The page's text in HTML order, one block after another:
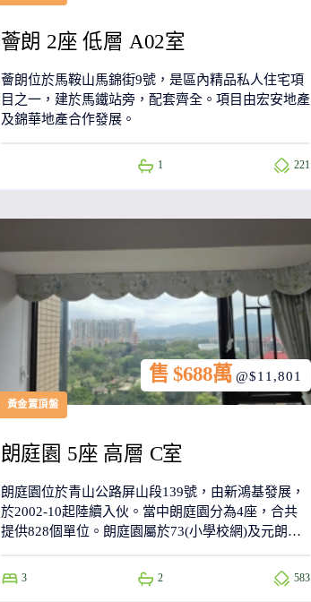
薈朗 2座 低層 A02室
薈朗位於馬鞍山馬錦街9號，是區內精品私人住宅項
目之一，建於馬鐵站旁，配套齊全。項目由宏安地產
及錦華地產合作發展。
1 221
黃金置頂盤
朗庭園 5座 高層 C室
朗庭園位於青山公路屏山段139號，由新鴻基發展，
於2002-10起陸續入伙。當中朗庭園分為4座，合共
提供828個單位。朗庭園屬於73(小學校網)及元朗區
鐘到達。
3 2 583
售 $688萬 @$11,801